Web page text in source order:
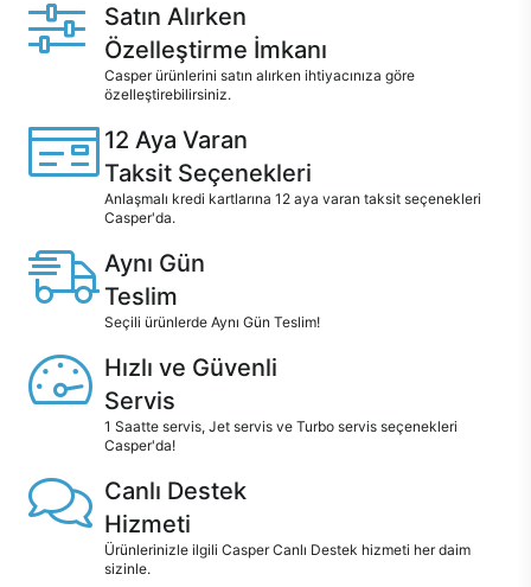
Satın Alırken
Özelleştirme İmkanı
Casper ürünlerini satın alırken ihtiyacınıza göre
özelleştirebilirsiniz.
12 Aya Varan
Taksit Seçenekleri
Anlaşmalı kredi kartlarına 12 aya varan taksit seçenekleri
Casper'da.
Aynı Gün
Teslim
Seçili ürünlerde Aynı Gün Teslim!
Hızlı ve Güvenli
Servis
1 Saatte servis, Jet servis ve Turbo servis seçenekleri
Casper'da!
Canlı Destek
Hizmeti
Ürünlerinizle ilgili Casper Canlı Destek hizmeti her daim
sizinle.